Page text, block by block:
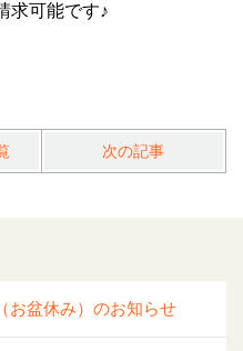
求可能です♪
次の記事
お盆休み）のお知らせ